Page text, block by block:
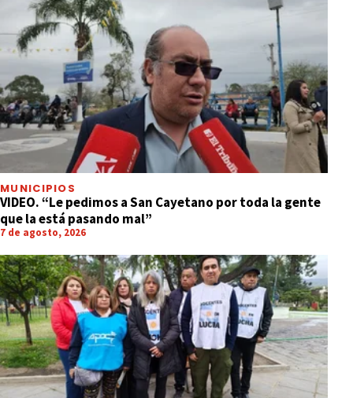
MUNICIPIOS
VIDEO. “Le pedimos a San Cayetano por toda la gente
que la está pasando mal”
7 de agosto, 2026